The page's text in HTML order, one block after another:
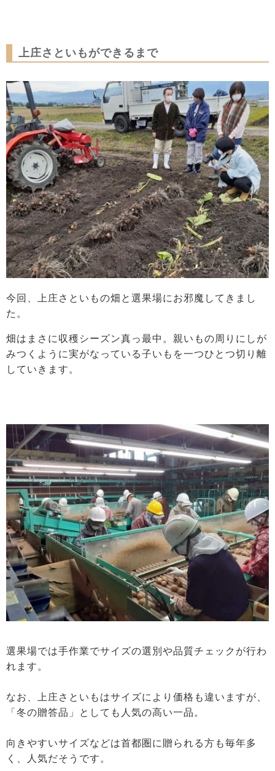
上庄さといもができるまで
今回、上庄さといもの畑と選果場にお邪魔してきまし
た。
畑はまさに収穫シーズン真っ最中。親いもの周りにしが
みつくように実がなっている子いもを一つひとつ切り離
していきます。
選果場では手作業でサイズの選別や品質チェックが行わ
れます。
なお、上庄さといもはサイズにより価格も違いますが、
「冬の贈答品」としても人気の高い一品。
向きやすいサイズなどは首都圏に贈られる方も毎年多
く、人気だそうです。